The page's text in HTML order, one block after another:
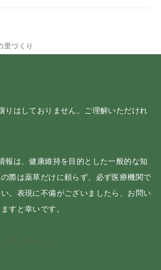
里づくり
りはしておりません。ご理解いただけれ
報は、健康維持を目的とした一般的な知
際は薬草だけに頼らず、必ず医療機関で
。表現に不備がございましたら、お問い
すと幸いです。
スポンサーリンク